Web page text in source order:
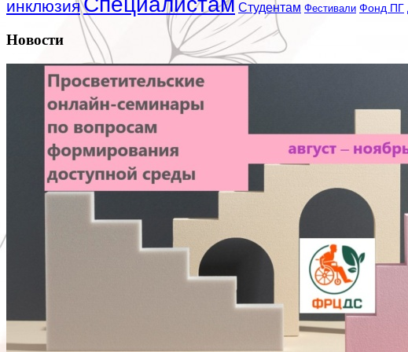
инклюзия Студентам Фестивали Фонд ПГ
Новости